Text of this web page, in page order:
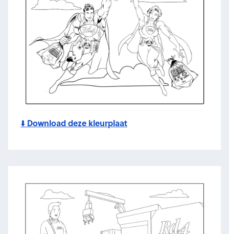
⬇️ Download deze kleurplaat